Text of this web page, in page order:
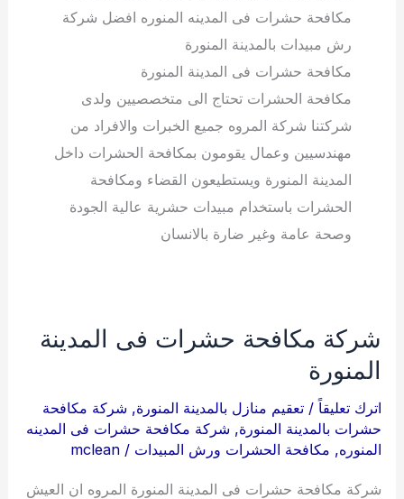
مكافحة حشرات فى المدينه المنوره افضل شركة
رش مبيدات بالمدينة المنورة
مكافحة حشرات فى المدينة المنورة
مكافحة الحشرات تحتاج الى متخصصيين ولدى
شركتنا شركة المروه جميع الخبرات والافراد من
مهندسيين وعمال يقومون بمكافحة الحشرات داخل
المدينة المنورة ويستطيعون القضاء ومكافحة
الحشرات باستخدام مبيدات حشرية عالية الجودة
وصحة عامة وغير ضارة بالانسان
شركة مكافحة حشرات فى المدينة
المنورة
اترك تعليقاً /تعقيم منازل بالمدينة المنورة, شركة مكافحة
حشرات بالمدينة المنورة, شركة مكافحة حشرات فى المدينه
المنوره, مكافحة الحشرات ورش المبيدات /
mclean
شركة مكافحة حشرات فى المدينة المنورة المروه ان العيش